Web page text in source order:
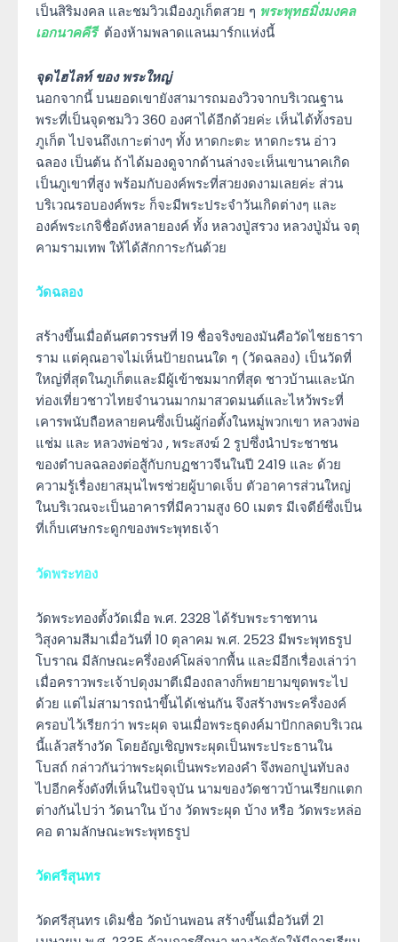
เป็นสิริมงคล และชมวิวเมืองภูเก็ตสวย ๆ พระพุทธมิ่งมงคล
เอกนาคคีรี ต้องห้ามพลาดแลนมาร์กแห่งนี้
จุดไฮไลท์ ของ พระใหญ่
นอกจากนี้ บนยอดเขายังสามารถมองวิวจากบริเวณฐาน
พระที่เป็นจุดชมวิว 360 องศาได้อีกด้วยค่ะ เห็นได้ทั้งรอบ
ภูเก็ต ไปจนถึงเกาะต่างๆ ทั้ง หาดกะตะ หาดกะรน อ่าว
ฉลอง เป็นต้น ถ้าได้มองดูจากด้านล่างจะเห็นเขานาคเกิด
เป็นภูเขาที่สูง พร้อมกับองค์พระที่สวยงดงามเลยค่ะ ส่วน
บริเวณรอบองค์พระ ก็จะมีพระประจำวันเกิดต่างๆ และ
องค์พระเกจิชื่อดังหลายองค์ ทั้ง หลวงปู่สรวง หลวงปู่มั่น จตุ
คามรามเทพ ให้ได้สักการะกันด้วย
วัดฉลอง
สร้างขึ้นเมื่อต้นศตวรรษที่ 19 ชื่อจริงของมันคือวัดไชยธารา
ราม แต่คุณอาจไม่เห็นป้ายถนนใด ๆ (วัดฉลอง) เป็นวัดที่
ใหญ่ที่สุดในภูเก็ตและมีผู้เข้าชมมากที่สุด ชาวบ้านและนัก
ท่องเที่ยวชาวไทยจำนวนมากมาสวดมนต์และไหว้พระที่
เคารพนับถือหลายคนซึ่งเป็นผู้ก่อตั้งในหมู่พวกเขา หลวงพ่อ
แช่ม และ หลวงพ่อช่วง , พระสงฆ์ 2 รูปซึ่งนำประชาชน
ของตำบลฉลองต่อสู้กับกบฏชาวจีนในปี 2419 และ ด้วย
ความรู้เรื่องยาสมุนไพรช่วยผู้บาดเจ็บ ตัวอาคารส่วนใหญ่
ในบริเวณจะเป็นอาคารที่มีความสูง 60 เมตร มีเจดีย์ซึ่งเป็น
ที่เก็บเศษกระดูกของพระพุทธเจ้า
วัดพระทอง
วัดพระทองตั้งวัดเมื่อ พ.ศ. 2328 ได้รับพระราชทาน
วิสุงคามสีมาเมื่อวันที่ 10 ตุลาคม พ.ศ. 2523 มีพระพุทธรูป
โบราณ มีลักษณะครึ่งองค์โผล่จากพื้น และมีอีกเรื่องเล่าว่า
เมื่อคราวพระเจ้าปดุงมาตีเมืองถลางก็พยายามขุดพระไป
ด้วย แต่ไม่สามารถนำขึ้นได้เช่นกัน จึงสร้างพระครึ่งองค์
ครอบไว้เรียกว่า พระผุด จนเมื่อพระธุดงค์มาปักกลดบริเวณ
นี้แล้วสร้างวัด โดยอัญเชิญพระผุดเป็นพระประธานใน
โบสถ์ กล่าวกันว่าพระผุดเป็นพระทองคำ จึงพอกปูนทับลง
ไปอีกครั้งดังที่เห็นในปัจจุบัน นามของวัดชาวบ้านเรียกแตก
ต่างกันไปว่า วัดนาใน บ้าง วัดพระผุด บ้าง หรือ วัดพระหล่อ
คอ ตามลักษณะพระพุทธรูป
วัดศรีสุนทร
วัดศรีสุนทร เดิมชื่อ วัดบ้านพอน สร้างขึ้นเมื่อวันที่ 21